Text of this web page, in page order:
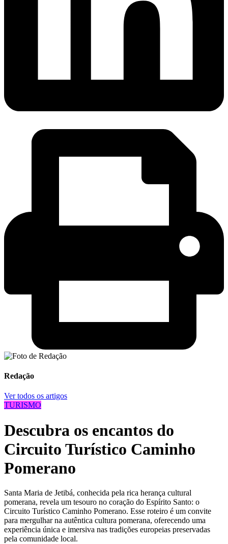
Redação
Ver todos os artigos
TURISMO
Descubra os encantos do
Circuito Turístico Caminho
Pomerano
Santa Maria de Jetibá, conhecida pela rica herança cultural
pomerana, revela um tesouro no coração do Espírito Santo: o
Circuito Turístico Caminho Pomerano. Esse roteiro é um convite
para mergulhar na autêntica cultura pomerana, oferecendo uma
experiência única e imersiva nas tradições europeias preservadas
pela comunidade local.